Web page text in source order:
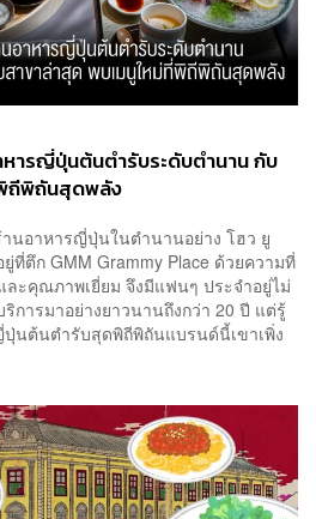
หารญี่ปุ่นต้นตำรับระดับตำนาน กับ
ถีพิถันสุดพลัง
นอาหารญี่ปุ่นในตำนานอย่าง โฮว ยู
ที่ตึก GMM Grammy Place ด้วยความที่
ะคุณภาพเยี่ยม จึงมีแฟนๆ ประจำอยู่ไม่
การมาอย่างยาวนานถึงกว่า 20 ปี แต่รู้
นต้นตำรับสุดพิถีพิถันแบรนด์นี้เขาเพิ่ง